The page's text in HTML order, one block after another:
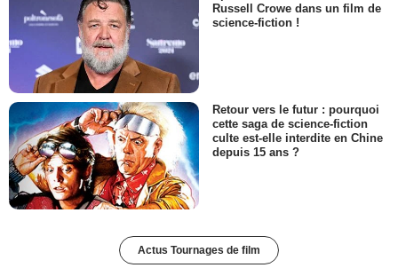
Russell Crowe dans un film de
science-fiction !
Retour vers le futur : pourquoi
cette saga de science-fiction
culte est-elle interdite en Chine
depuis 15 ans ?
Actus Tournages de film